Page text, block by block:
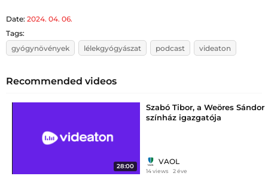
Date: 2024. 04. 06.
Tags:
gyógynövények
lélekgyógyászat podcast videaton
Recommended videos
28:00
Szabó Tibor, a Weöres Sándor
színház igazgatója
VAOL
14 views 2 éve